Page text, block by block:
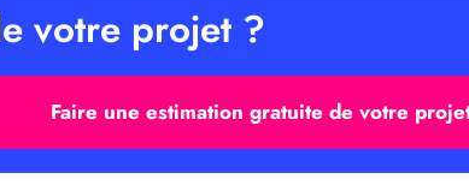
votre projet ?
Faire une estimation gratuite de votre